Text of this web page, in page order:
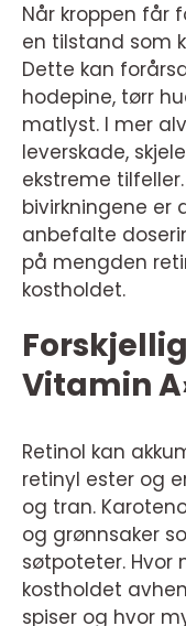
Når kroppen får
en tilstand som
Dette kan
hodepine, tørr
matlyst. I mer
leverskade,
ekstreme
bivirkningene er
anbefalte
på mengden
kostholdet.
Vitamin
Retinol kan
retinyl ester og
og tran.
og grønnsaker
søtpoteter.
kostholdet
spiser og hvor